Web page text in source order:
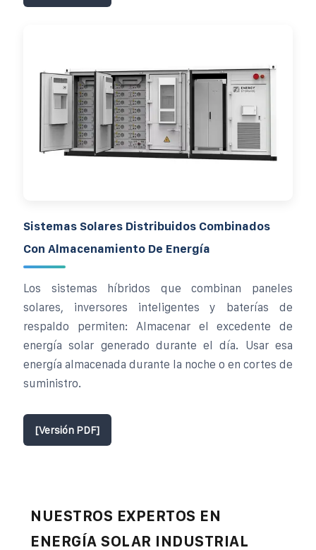
Sistemas Solares Distribuidos Combinados
Con Almacenamiento De Energía
Los sistemas híbridos que combinan paneles
solares, inversores inteligentes y baterías de
respaldo permiten: Almacenar el excedente de
energía solar generado durante el día. Usar esa
energía almacenada durante la noche o en cortes de
suministro.
[Versión PDF]
NUESTROS EXPERTOS EN
ENERGÍA SOLAR INDUSTRIAL